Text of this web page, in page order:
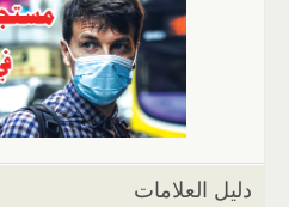
دليل العلامات